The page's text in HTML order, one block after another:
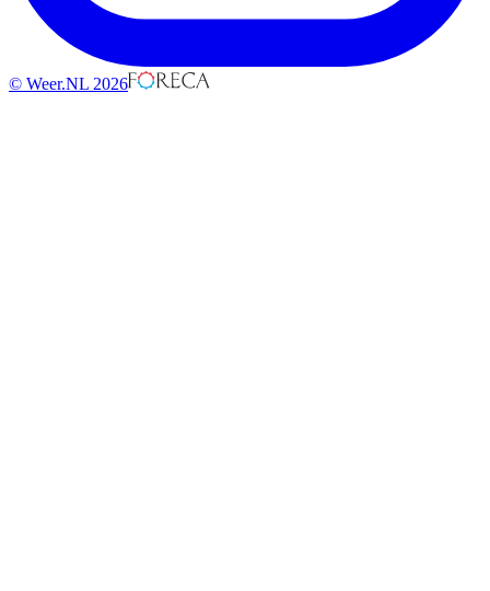
© Weer.NL 2026